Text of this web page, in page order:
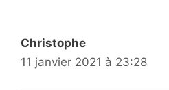
Christophe
11 janvier 2021 à 23:28